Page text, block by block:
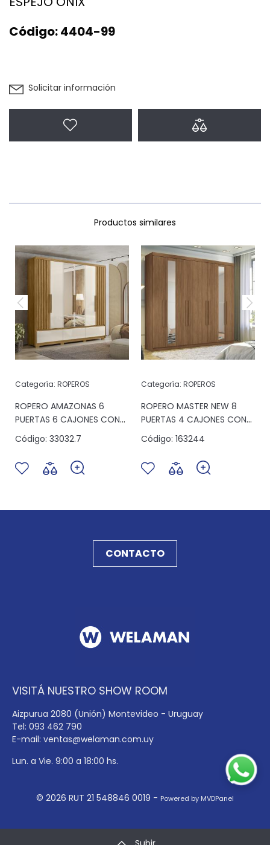
Código:4404-99
Solicitar información
Productos similares
Categoría: ROPEROS
ROPERO AMAZONAS 6
PUERTAS 6 CAJONES CON
ESPEJO FREIJO/OFF WHITE
Código: 33032.7
Categoría: ROPEROS
ROPERO MASTER NEW 8
PUERTAS 4 CAJONES CON
ESPEJO JATOBA ESPEJO
Código: 163244
CONTACTO
VISITÁ NUESTRO SHOW ROOM
Aizpurua 2080 (Unión) Montevideo - Uruguay
Tel: 093 462 790
E-mail: ventas@welaman.com.uy
Lun. a Vie. 9:00 a 18:00 hs.
© 2026 RUT 21 548846 0019 - Powered by MVDPanel